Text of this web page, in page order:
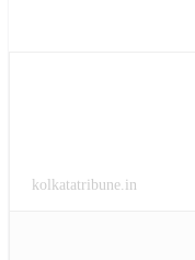
kolkatatribune.in